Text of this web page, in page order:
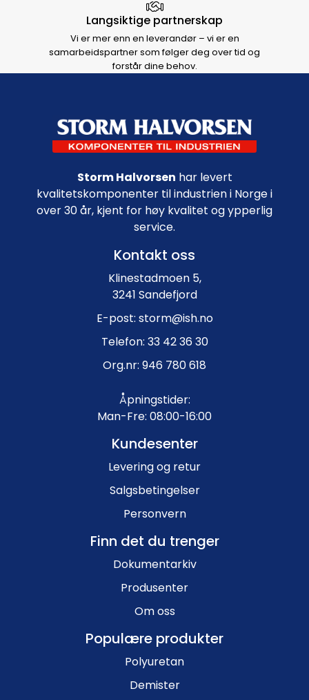
Langsiktige partnerskap
Vi er mer enn en leverandør – vi er en
samarbeidspartner som følger deg over tid og
forstår dine behov.
Footer navigation
Storm Halvorsen har levert
kvalitetskomponenter til industrien i Norge i
over 30 år, kjent for høy kvalitet og ypperlig
service.
Kontakt oss
Klinestadmoen 5,
3241 Sandefjord
E-post: storm@ish.no
Telefon: 33 42 36 30
Org.nr: 946 780 618
Åpningstider:
Man-Fre: 08:00-16:00
Kundesenter
Levering og retur
Salgsbetingelser
Personvern
Finn det du trenger
Dokumentarkiv
Produsenter
Om oss
Populære produkter
Polyuretan
Demister